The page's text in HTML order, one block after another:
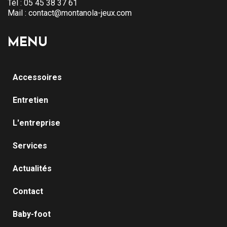
Tél : 05 45 38 37 61
Mail : contact@montanola-jeux.com
MENU
Accessoires
Entretien
L'entreprise
Services
Actualités
Contact
Baby-foot